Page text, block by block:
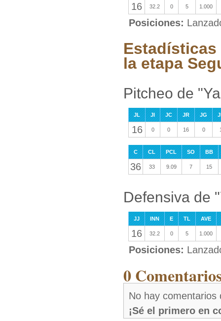
16 32.2 0 5 1.000
Posiciones:
Estadísticas
la etapa
Pitcheo de
JL JI JC JR JG
16 0 0 16 0
C CL PCL SO BB
36 33 9.09 7 15
Defensiva de
JJ INN E TL AVE
16 32.2 0 5 1.000
Posiciones:
0
No hay comentarios
¡Sé el primero en